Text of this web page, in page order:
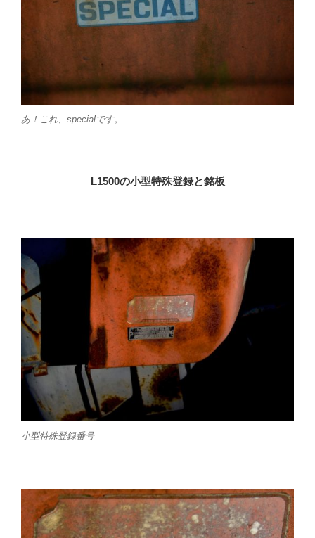
あ！これ、specialです。
L1500の小型特殊登録と銘板
小型特殊登録番号